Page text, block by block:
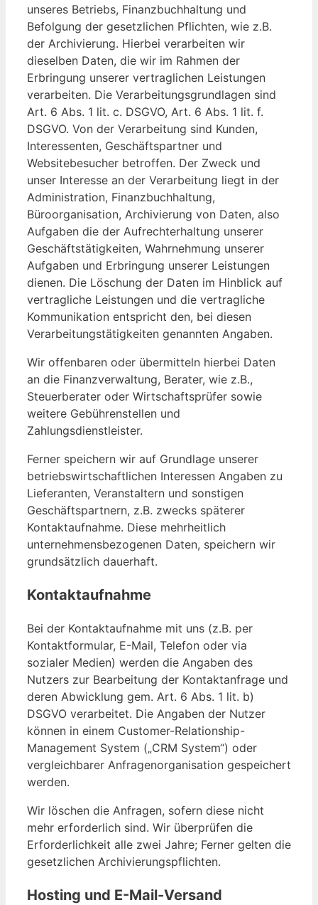
unseres Betriebs, Finanzbuchhaltung und
Befolgung der gesetzlichen Pflichten, wie z.B.
der Archivierung. Hierbei verarbeiten wir
dieselben Daten, die wir im Rahmen der
Erbringung unserer vertraglichen Leistungen
verarbeiten. Die Verarbeitungsgrundlagen sind
Art. 6 Abs. 1 lit. c. DSGVO, Art. 6 Abs. 1 lit. f.
DSGVO. Von der Verarbeitung sind Kunden,
Interessenten, Geschäftspartner und
Websitebesucher betroffen. Der Zweck und
unser Interesse an der Verarbeitung liegt in der
Administration, Finanzbuchhaltung,
Büroorganisation, Archivierung von Daten, also
Aufgaben die der Aufrechterhaltung unserer
Geschäftstätigkeiten, Wahrnehmung unserer
Aufgaben und Erbringung unserer Leistungen
dienen. Die Löschung der Daten im Hinblick auf
vertragliche Leistungen und die vertragliche
Kommunikation entspricht den, bei diesen
Verarbeitungstätigkeiten genannten Angaben.
Wir offenbaren oder übermitteln hierbei Daten
an die Finanzverwaltung, Berater, wie z.B.,
Steuerberater oder Wirtschaftsprüfer sowie
weitere Gebührenstellen und
Zahlungsdienstleister.
Ferner speichern wir auf Grundlage unserer
betriebswirtschaftlichen Interessen Angaben zu
Lieferanten, Veranstaltern und sonstigen
Geschäftspartnern, z.B. zwecks späterer
Kontaktaufnahme. Diese mehrheitlich
unternehmensbezogenen Daten, speichern wir
grundsätzlich dauerhaft.
Kontaktaufnahme
Bei der Kontaktaufnahme mit uns (z.B. per
Kontaktformular, E-Mail, Telefon oder via
sozialer Medien) werden die Angaben des
Nutzers zur Bearbeitung der Kontaktanfrage und
deren Abwicklung gem. Art. 6 Abs. 1 lit. b)
DSGVO verarbeitet. Die Angaben der Nutzer
können in einem Customer-Relationship-
Management System („CRM System“) oder
vergleichbarer Anfragenorganisation gespeichert
werden.
Wir löschen die Anfragen, sofern diese nicht
mehr erforderlich sind. Wir überprüfen die
Erforderlichkeit alle zwei Jahre; Ferner gelten die
gesetzlichen Archivierungspflichten.
Hosting und E-Mail-Versand